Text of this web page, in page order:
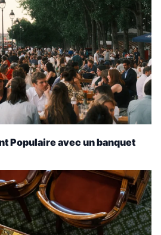
Populaire avec un banquet